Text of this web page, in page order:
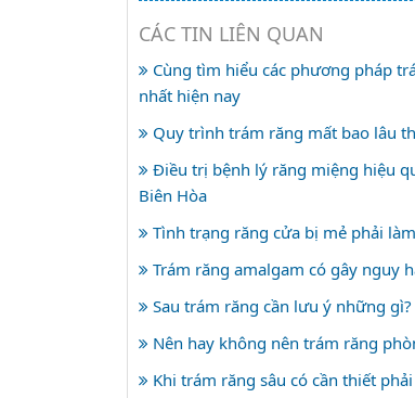
CÁC TIN LIÊN QUAN
Cùng tìm hiểu các phương pháp
nhất hiện nay
Quy trình trám răng mất bao lâu
Điều trị bệnh lý răng miệng hiệu
Biên Hòa
Tình trạng răng cửa bị mẻ phải
Trám răng amalgam có gây nguy
Sau trám răng cần lưu ý những gì?
Nên hay không nên trám răng
Khi trám răng sâu có cần thiết